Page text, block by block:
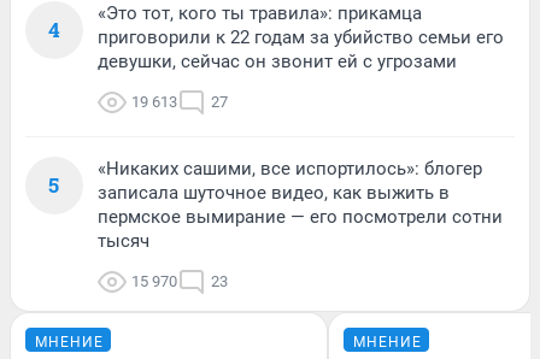
4
«Это тот, кого ты травила»: прикамца
приговорили к 22 годам за убийство семьи его
девушки, сейчас он звонит ей с угрозами
19 613 27
5
«Никаких сашими, все испортилось»: блогер
записала шуточное видео, как выжить в
пермское вымирание — его посмотрели сотни
тысяч
15 970 23
МНЕНИЕ МНЕНИЕ